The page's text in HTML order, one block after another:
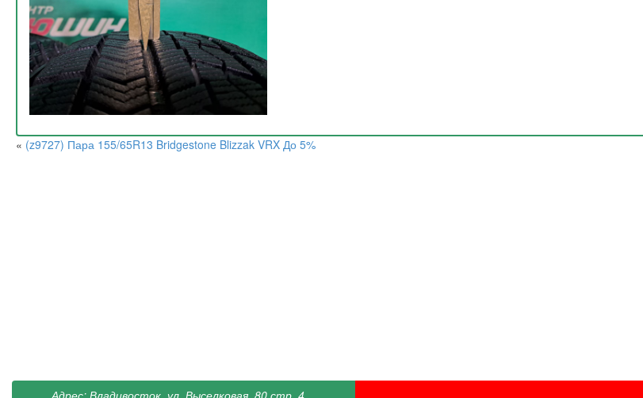
« (z9727) Пара 155/65R13 Bridgestone Blizzak VRX До 5%
Адрес: Владивосток, ул. Выселковая, 80 стр. 4